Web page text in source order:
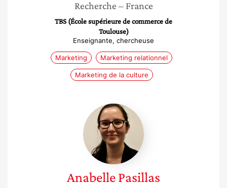
Recherche – France
TBS (École supérieure de commerce de
Toulouse)
Enseignante, chercheuse
Marketing Marketing relationnel
Marketing de la culture
Anabelle
Pasillas
AnabellePasillas